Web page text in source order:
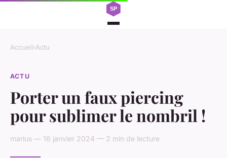
Accueil›Actu
ACTU
Porter un faux piercing
pour sublimer le nombril !
marius — 16 janvier 2024 — 2 min de lecture